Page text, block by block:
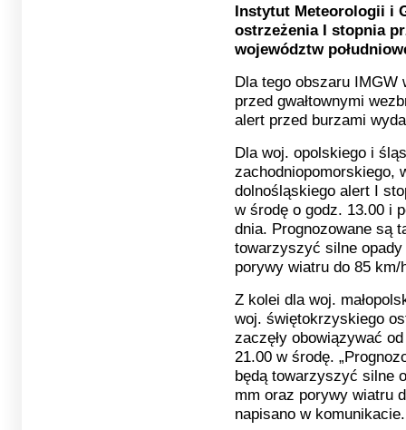
Instytut Meteorologii i
ostrzeżenia I stopnia
województw
Dla tego obszaru IMGW
przed gwałtownymi
alert przed burzami
Dla woj. opolskiego i
zachodniopomorskiego,
dolnośląskiego alert I
w środę o godz. 13.00 i
dnia. Prognozowane są
towarzyszyć silne
porywy wiatru do 85
Z kolei dla woj.
woj. świętokrzyskiego
zaczęły obowiązywać
21.00 w środę.
będą towarzyszyć silne
mm oraz porywy wiatru
napisano w komunikacie.